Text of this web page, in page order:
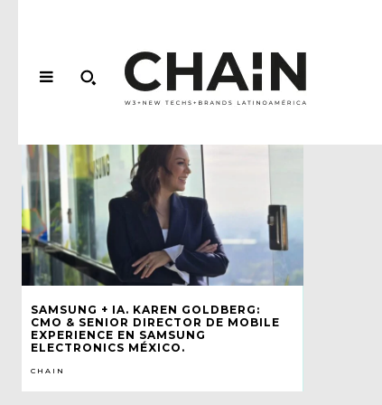
SAMSUNG + IA. KAREN GOLDBERG:
CMO & SENIOR DIRECTOR DE MOBILE
EXPERIENCE EN SAMSUNG
ELECTRONICS MÉXICO.
CHAIN